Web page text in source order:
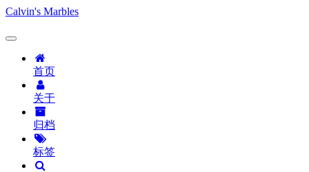
Calvin's Marbles
首页
关于
归档
标签